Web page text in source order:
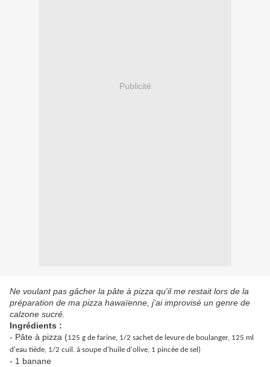
Publicité
Ne voulant pas gâcher la pâte à pizza qu'il me restait lors de la
préparation de ma pizza hawaïenne, j'ai improvisé un genre de
calzone sucré.
Ingrédients :
- Pâte à pizza (125 g de farine, 1/2 sachet de levure de boulanger, 125 ml
d'eau tiède, 1/2 cuil. à soupe d'huile d'olive, 1 pincée de sel)
- 1 banane